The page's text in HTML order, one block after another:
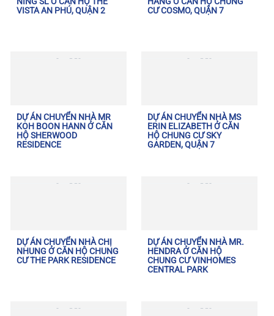
VISTA AN PHÚ, QUẬN 2
CƯ COSMO, QUẬN 7
DỰ ÁN CHUYỂN NHÀ MR
KOH BOON HANN Ở CĂN
HỘ SHERWOOD
RESIDENCE
DỰ ÁN CHUYỂN NHÀ MS
ERIN ELIZABETH Ở CĂN
HỘ CHUNG CƯ SKY
GARDEN, QUẬN 7
DỰ ÁN CHUYỂN NHÀ CHỊ
NHUNG Ở CĂN HỘ CHUNG
CƯ THE PARK RESIDENCE
DỰ ÁN CHUYỂN NHÀ MR.
HENDRA Ở CĂN HỘ
CHUNG CƯ VINHOMES
CENTRAL PARK